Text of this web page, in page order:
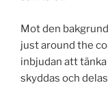
Mot den
just around the
inbjudan att
skyddas och